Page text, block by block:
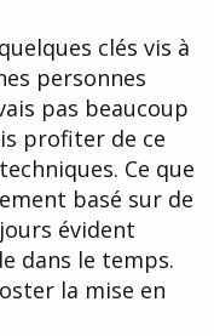
clés vis à
personnes
pas beaucoup
profiter de ce
Ce que
basé sur de
évident
dans le temps.
la mise en